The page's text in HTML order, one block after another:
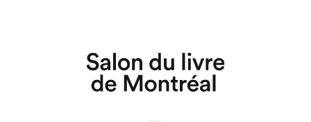
Que cherchez-vous?